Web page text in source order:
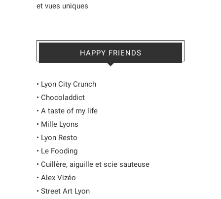
et vues uniques
HAPPY FRIENDS
• Lyon City Crunch
• Chocoladdict
• A taste of my life
• Mille Lyons
• Lyon Resto
• Le Fooding
• Cuillère, aiguille et scie sauteuse
• Alex Vizéo
• Street Art Lyon